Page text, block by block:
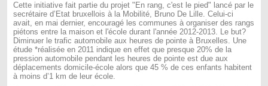
Cette initiative fait partie du projet "En rang, c'est le pied" lancé par le
secrétaire d’Etat bruxellois à la Mobilité, Bruno De Lille. Celui-ci
avait, en mai dernier, encouragé les communes à organiser des rangs
piétons entre la maison et l'école durant l'année 2012-2013. Le but?
Diminuer le trafic automobile aux heures de pointe à Bruxelles. Une
étude *réalisée en 2011 indique en effet que presque 20% de la
pression automobile pendant les heures de pointe est due aux
déplacements domicile-école alors que 45 % de ces enfants habitent
à moins d’1 km de leur école.